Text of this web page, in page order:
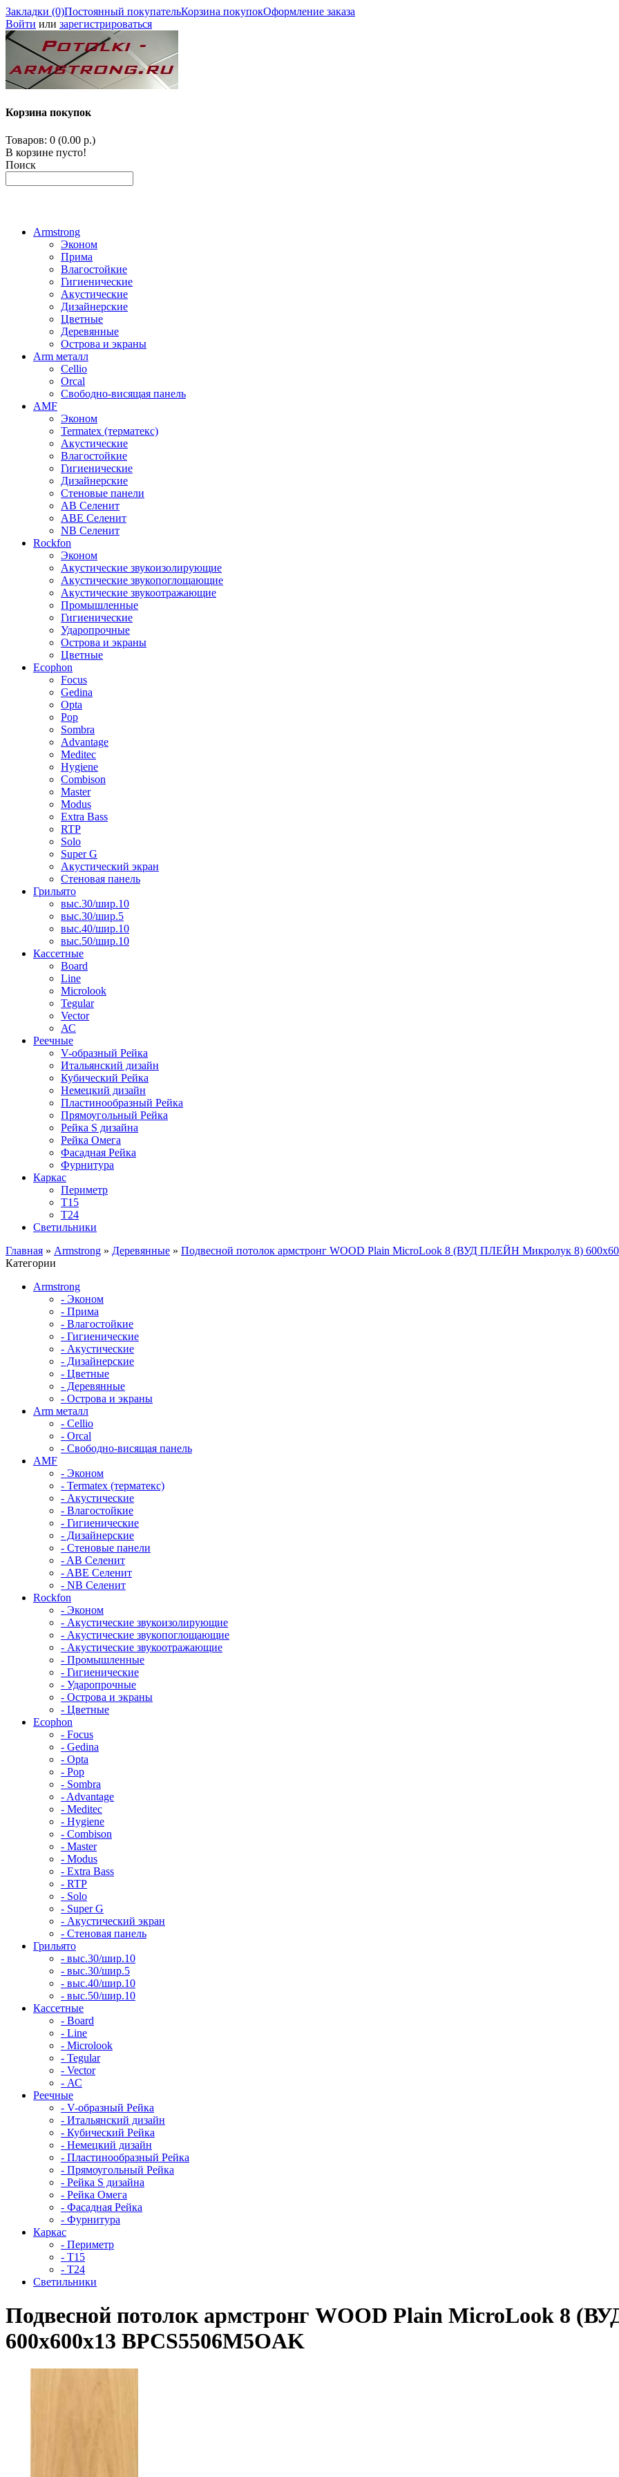
Закладки (0)Постоянный покупательКорзина покупокОформление заказа
Войти или зарегистрироваться
Корзина покупок
Товаров: 0 (0.00 р.)
В корзине пусто!
Поиск
Armstrong
Эконом
Прима
Влагостойкие
Гигиенические
Акустические
Дизайнерские
Цветные
Деревянные
Острова и экраны
Arm металл
Cellio
Orcal
Свободно-висящая панель
AMF
Эконом
Termatex (терматекс)
Акустические
Влагостойкие
Гигиенические
Дизайнерские
Стеновые панели
AB Селенит
ABE Селенит
NB Селенит
Rockfon
Эконом
Акустические звукоизолирующие
Акустические звукопоглощающие
Акустические звукоотражающие
Промышленные
Гигиенические
Ударопрочные
Острова и экраны
Цветные
Ecophon
Focus
Gedina
Opta
Pop
Sombra
Advantage
Meditec
Hygiene
Combison
Master
Modus
Extra Bass
RTP
Solo
Super G
Акустический экран
Стеновая панель
Грильято
выс.30/шир.10
выс.30/шир.5
выс.40/шир.10
выс.50/шир.10
Кассетные
Board
Line
Microlook
Tegular
Vector
АС
Реечные
V-образный Рейка
Итальянский дизайн
Кубический Рейка
Немецкий дизайн
Пластинообразный Рейка
Прямоугольный Рейка
Рейка S дизайна
Рейка Омега
Фасадная Рейка
Фурнитура
Каркас
Периметр
Т15
Т24
Светильники
Главная » Armstrong » Деревянные » Подвесной потолок армстронг WOOD Plain MicroLook 8 (ВУД ПЛЕЙН Микролук 8)
Категории
Armstrong
- Эконом
- Прима
- Влагостойкие
- Гигиенические
- Акустические
- Дизайнерские
- Цветные
- Деревянные
- Острова и экраны
Arm металл
- Cellio
- Orcal
- Свободно-висящая панель
AMF
- Эконом
- Termatex (терматекс)
- Акустические
- Влагостойкие
- Гигиенические
- Дизайнерские
- Стеновые панели
- AB Селенит
- ABE Селенит
- NB Селенит
Rockfon
- Эконом
- Акустические звукоизолирующие
- Акустические звукопоглощающие
- Акустические звукоотражающие
- Промышленные
- Гигиенические
- Ударопрочные
- Острова и экраны
- Цветные
Ecophon
- Focus
- Gedina
- Opta
- Pop
- Sombra
- Advantage
- Meditec
- Hygiene
- Combison
- Master
- Modus
- Extra Bass
- RTP
- Solo
- Super G
- Акустический экран
- Стеновая панель
Грильято
- выс.30/шир.10
- выс.30/шир.5
- выс.40/шир.10
- выс.50/шир.10
Кассетные
- Board
- Line
- Microlook
- Tegular
- Vector
- АС
Реечные
- V-образный Рейка
- Итальянский дизайн
- Кубический Рейка
- Немецкий дизайн
- Пластинообразный Рейка
- Прямоугольный Рейка
- Рейка S дизайна
- Рейка Омега
- Фасадная Рейка
- Фурнитура
Каркас
- Периметр
- Т15
- Т24
Светильники
Подвесной потолок армстронг WOOD Plain MicroLook 8
600x600x13 BPCS5506M5OAK